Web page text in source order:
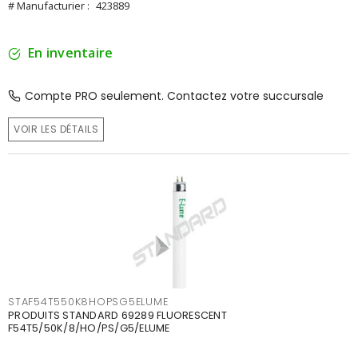
# Manufacturier : 423889
En inventaire
Compte PRO seulement. Contactez votre succursale
VOIR LES DÉTAILS
STAF54T550K8HOPSG5ELUME
PRODUITS STANDARD 69289 FLUORESCENT
F54T5/50K/8/HO/PS/G5/ELUME